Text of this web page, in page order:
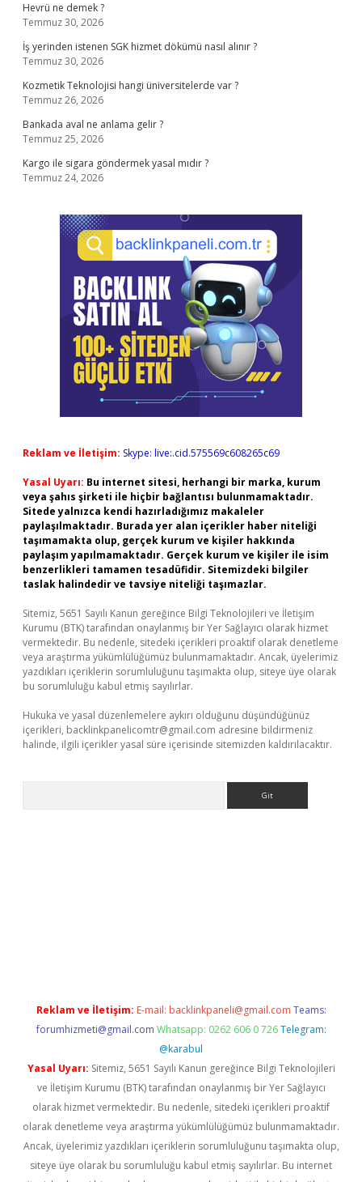
Hevrü ne demek ?
Temmuz 30, 2026
İş yerinden istenen SGK hizmet dökümü nasıl alınır ?
Temmuz 30, 2026
Kozmetik Teknolojisi hangi üniversitelerde var ?
Temmuz 26, 2026
Bankada aval ne anlama gelir ?
Temmuz 25, 2026
Kargo ile sigara göndermek yasal mıdır ?
Temmuz 24, 2026
Reklam ve İletişim: Skype: live:.cid.575569c608265c69
Yasal Uyarı: Bu internet sitesi, herhangi bir marka, kurum
veya şahıs şirketi ile hiçbir bağlantısı bulunmamaktadır.
Sitede yalnızca kendi hazırladığımız makaleler
paylaşılmaktadır. Burada yer alan içerikler haber niteliği
taşımamakta olup, gerçek kurum ve kişiler hakkında
paylaşım yapılmamaktadır. Gerçek kurum ve kişiler ile isim
benzerlikleri tamamen tesadüfidir. Sitemizdeki bilgiler
taslak halindedir ve tavsiye niteliği taşımazlar.
Sitemiz, 5651 Sayılı Kanun gereğince Bilgi Teknolojileri ve İletişim
Kurumu (BTK) tarafından onaylanmış bir Yer Sağlayıcı olarak hizmet
vermektedir. Bu nedenle, sitedeki içerikleri proaktif olarak denetleme
veya araştırma yükümlülüğümüz bulunmamaktadır. Ancak, üyelerimiz
yazdıkları içeriklerin sorumluluğunu taşımakta olup, siteye üye olarak
bu sorumluluğu kabul etmiş sayılırlar.
Hukuka ve yasal düzenlemelere aykırı olduğunu düşündüğünüz
içerikleri, backlinkpanelicomtr@gmail.com adresine bildirmeniz
halinde, ilgili içerikler yasal süre içerisinde sitemizden kaldırılacaktır.
Reklam ve İletişim: E-mail: backlinkpaneli@gmail.com Teams:
forumhizmeti@gmail.com Whatsapp: 0262 606 0 726 Telegram:
@karabul
Yasal Uyarı: Sitemiz, 5651 Sayılı Kanun gereğince Bilgi Teknolojileri
ve İletişim Kurumu (BTK) tarafından onaylanmış bir Yer Sağlayıcı
olarak hizmet vermektedir. Bu nedenle, sitedeki içerikleri proaktif
olarak denetleme veya araştırma yükümlülüğümüz bulunmamaktadır.
Ancak, üyelerimiz yazdıkları içeriklerin sorumluluğunu taşımakta olup,
siteye üye olarak bu sorumluluğu kabul etmiş sayılırlar. Bu internet